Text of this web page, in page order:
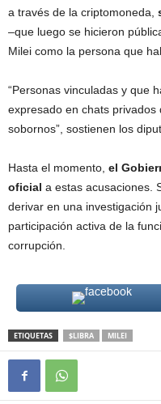
a través de la criptomoneda,
–que luego se hicieron
Milei como la persona que
“Personas vinculadas y que
expresado en chats
sobornos”, sostienen los
Hasta el momento, el
oficial a estas acusaciones.
derivar en una investigación
participación activa de la
corrupción.
ETIQUETAS $LIBRA MILEI